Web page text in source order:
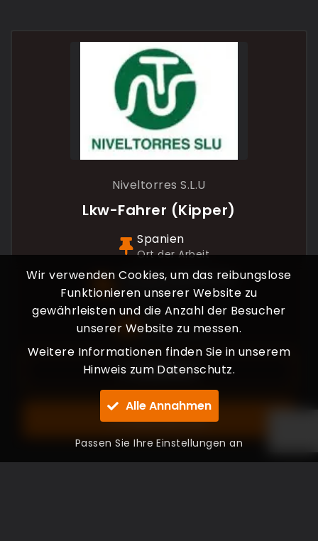
Niveltorres S.L.U
Lkw-Fahrer (Kipper)
Spanien
Ort der Arbeit
Schwertransporter
Fahrzeugtyp
C+E
Führerschein
Einzelheiten
Bewerben bei
Wir verwenden Cookies, um das reibungslose
Funktionieren unserer Website zu
gewährleisten und die Anzahl der Besucher
unserer Website zu messen.
Weitere Informationen finden Sie in unserem
Hinweis zum Datenschutz.
Alle Annahmen
Passen Sie Ihre Einstellungen an